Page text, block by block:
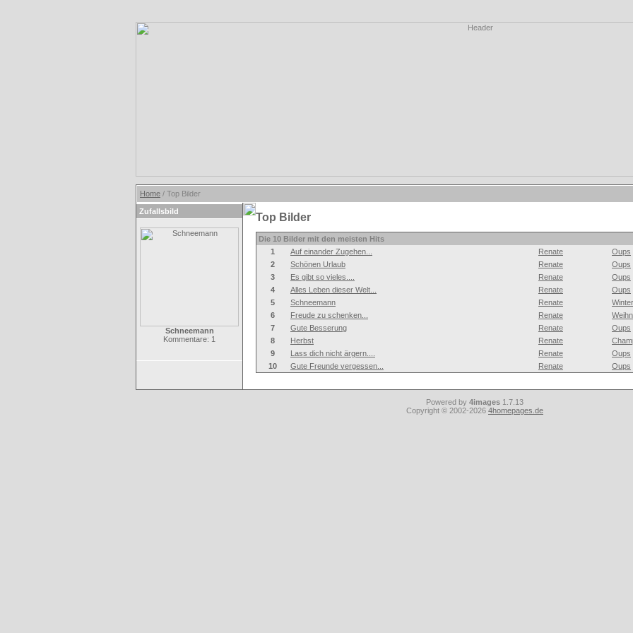
Home / Top Bilder
Zufallsbild
Schneemann
Kommentare: 1
Top Bilder
Die 10 Bilder mit den meisten Hits
1
Auf einander Zugehen... Renate Oups
2
Schönen Urlaub Renate Oups
3
Es gibt so vieles.... Renate Oups
4
Alles Leben dieser Welt... Renate Oups
5
Schneemann Renate Winter
6
Freude zu schenken... Renate
7
Gute Besserung Renate Oups
8
Herbst Renate
9
Lass dich nicht ärgern.... Renate Oups
10
Gute Freunde vergessen... Renate Oups
Powered by 4images 1.7.13
Copyright © 2002-2026 4homepages.de